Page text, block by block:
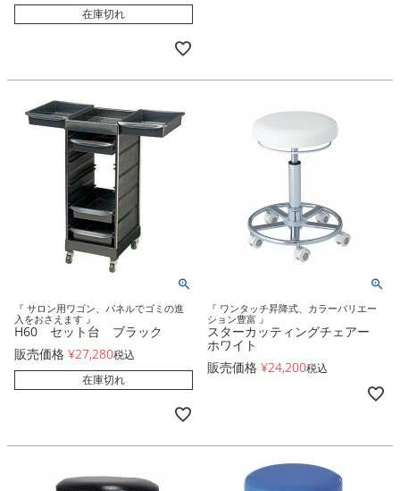
在庫切れ
『 サロン用ワゴン、パネルでゴミの進
入をおさえます 』
H60 セット台 ブラック
販売価格 ¥27,280税込
在庫切れ
『 ワンタッチ昇降式、カラーバリエー
ション豊富 』
スターカッティングチェアー
ホワイト
販売価格 ¥24,200税込